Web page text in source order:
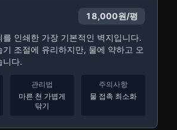
18,000원/평
를 인쇄한 가장 기본적인 벽지입니다.
기 조절에 유리하지만, 물에 약하고 오
니다.
관리법
마른 천 가볍게
닦기
주의사항
물 접촉 최소화